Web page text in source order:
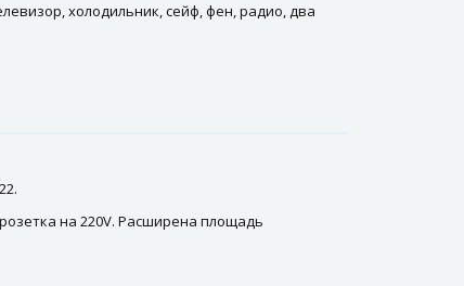
холодильник, сейф, фен, радио, два
на 220V. Расширена площадь